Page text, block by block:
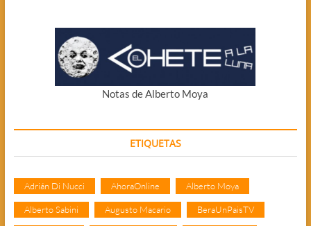
Notas de Alberto Moya
ETIQUETAS
Adrián Di Nucci AhoraOnline Alberto Moya
Alberto Sabini Augusto Macario BeraUnPaisTV